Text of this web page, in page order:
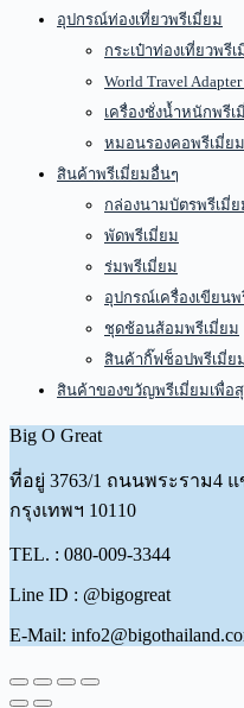
อุปกรณ์ท่องเที่ยวพรีเมี่ยม
กระเป๋าท่องเที่ยวพรี
World Travel Adapter
เครื่องชั่งน้ำหนักพรีเ
หมอนรองคอพรีเมี่ยม
สินค้าพรีเมี่ยมอื่นๆ
กล่องนามบัตรพรีเมี่ย
พัดพรีเมี่ยม
ร่มพรีเมี่ยม
อุปกรณ์เครื่องเขียนพ
ชุดช้อนส้อมพรีเมี่ยม
สินค้ากิ๊ฟช็อปพรีเมี่ย
สินค้าของขวัญพรีเมี่ยมเพื่อ
Big O Great
ที่อยู่ 3763/1 ถนนพระราม4
กรุงเทพฯ 10110
TEL. : 080-009-3344
Line ID : @bigogreat
E-Mail: